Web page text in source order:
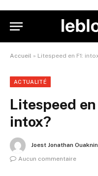
Accueil » Litespeed en F1:
ACTUALITÉ
Litespeed
intox?
Joest Jonathan
Aucun commentaire